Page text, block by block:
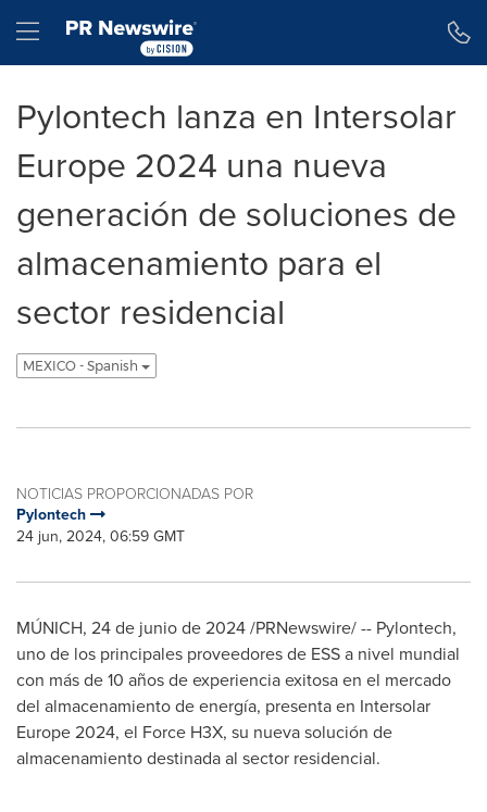
Hamburger menu
Pylontech lanza en Intersolar
Europe 2024 una nueva
generación de soluciones de
almacenamiento para el
sector residencial
MEXICO - Spanish
NOTICIAS PROPORCIONADAS POR
Pylontech
24 jun, 2024, 06:59 GMT
MÚNICH, 24 de junio de 2024/PRNewswire/ -- Pylontech,
uno de los principales proveedores de ESS a nivel mundial
con más de 10 años de experiencia exitosa en el mercado
del almacenamiento de energía, presenta en Intersolar
Europe 2024, el Force H3X, su nueva solución de
almacenamiento destinada al sector residencial.